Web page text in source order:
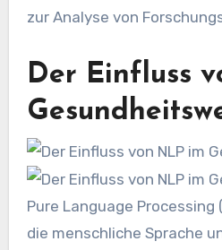
zur Analyse von
Der Einfluss
Pure Language
die menschliche Sprache